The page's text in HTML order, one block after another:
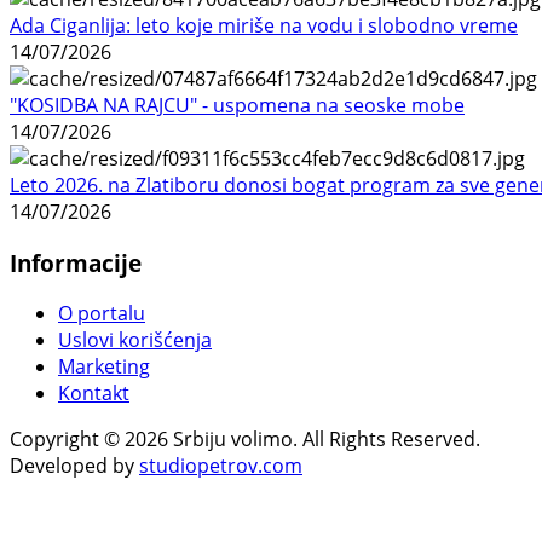
Ada Ciganlija: leto koje miriše na vodu i slobodno vreme
14/07/2026
"KOSIDBA NA RAJCU" - uspomena na seoske mobe
14/07/2026
Leto 2026. na Zlatiboru donosi bogat program za sve
14/07/2026
Informacije
O portalu
Uslovi korišćenja
Marketing
Kontakt
Copyright © 2026 Srbiju volimo. All Rights Reserved.
Developed bystudiopetrov.com